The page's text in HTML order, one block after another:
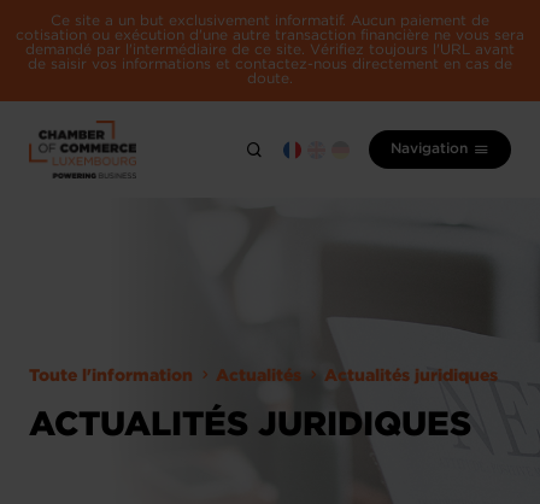
Ce site a un but exclusivement informatif. Aucun paiement de
cotisation ou exécution d'une autre transaction financière ne vous sera
demandé par l'intermédiaire de ce site. Vérifiez toujours l'URL avant
de saisir vos informations et contactez-nous directement en cas de
doute.
Navigation
Toute l'information Actualités Actualités juridiques
ACTUALITÉS JURIDIQUES